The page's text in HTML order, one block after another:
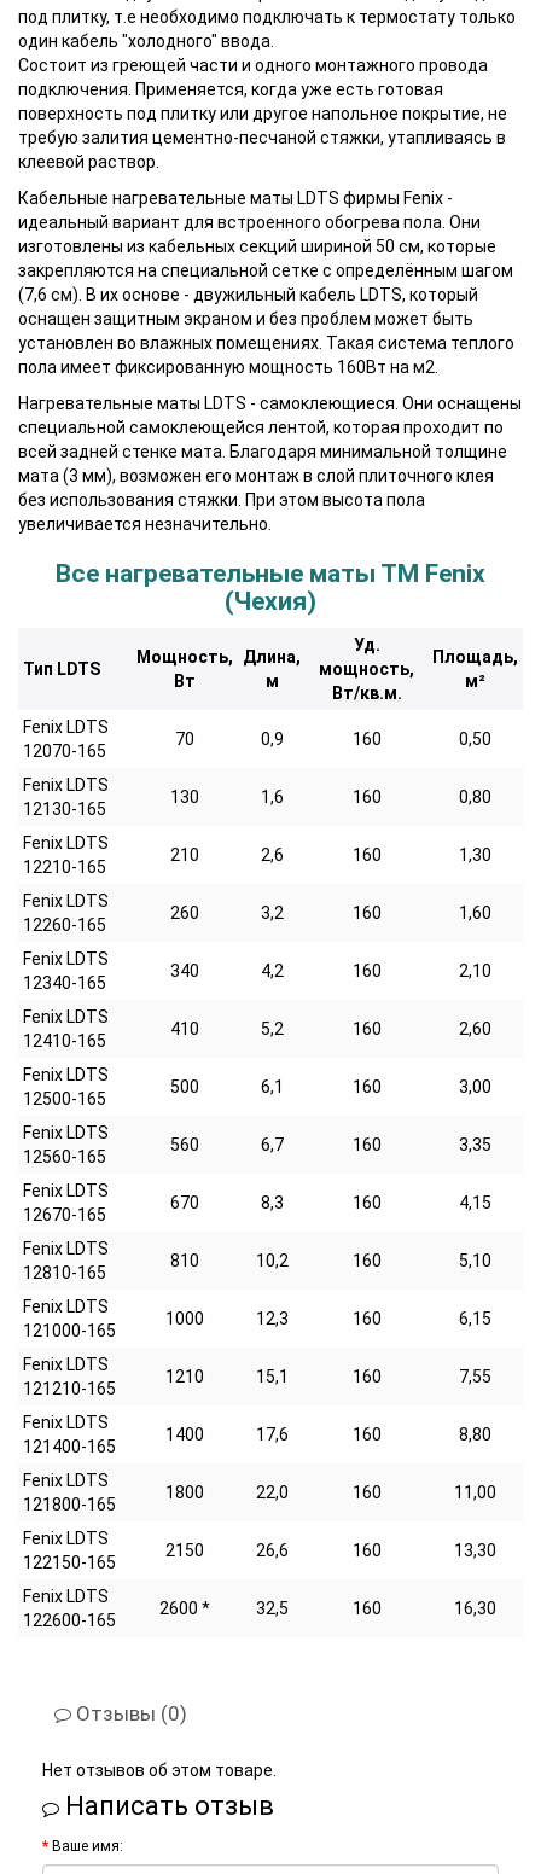
под плитку, т.е необходимо подключать к термостату только
один кабель "холодного" ввода.
Состоит из греющей части и одного монтажного провода
подключения. Применяется, когда уже есть готовая
поверхность под плитку или другое напольное покрытие, не
требую залития цементно-песчаной стяжки, утапливаясь в
клеевой раствор.
Кабельные нагревательные маты LDTS фирмы Fenix -
идеальный вариант для встроенного обогрева пола. Они
изготовлены из кабельных секций шириной 50 см, которые
закрепляются на специальной сетке с определённым шагом
(7,6 см). В их основе - двужильный кабель LDTS, который
оснащен защитным экраном и без проблем может быть
установлен во влажных помещениях. Такая система теплого
пола имеет фиксированную мощность 160Вт на м2.
Нагревательные маты LDTS - самоклеющиеся. Они оснащены
специальной самоклеющейся лентой, которая проходит по
всей задней стенке мата. Благодаря минимальной толщине
мата (3 мм), возможен его монтаж в слой плиточного клея
без использования стяжки. При этом высота пола
увеличивается незначительно.
Все нагревательные маты ТМ Fenix
(Чехия)
Тип LDTS
Мощность,
Вт
Длина,
м
Уд.
мощность,
Вт/кв.м.
Площадь,
м²
Fenix LDTS
12070-165
70 0,9 160 0,50
Fenix LDTS
12130-165
130 1,6 160 0,80
Fenix LDTS
12210-165
210 2,6 160 1,30
Fenix LDTS
12260-165
260 3,2 160 1,60
Fenix LDTS
12340-165
340 4,2 160 2,10
Fenix LDTS
12410-165
410 5,2 160 2,60
Fenix LDTS
12500-165
500 6,1 160 3,00
Fenix LDTS
12560-165
560 6,7 160 3,35
Fenix LDTS
12670-165
670 8,3 160 4,15
Fenix LDTS
12810-165
810 10,2 160 5,10
Fenix LDTS
121000-165
1000 12,3 160 6,15
Fenix LDTS
121210-165
1210 15,1 160 7,55
Fenix LDTS
121400-165
1400 17,6 160 8,80
Fenix LDTS
121800-165
1800 22,0 160 11,00
Fenix LDTS
122150-165
2150 26,6 160 13,30
Fenix LDTS
122600-165
2600 * 32,5 160 16,30
Отзывы (0)
Нет отзывов об этом товаре.
Написать отзыв
Ваше имя: